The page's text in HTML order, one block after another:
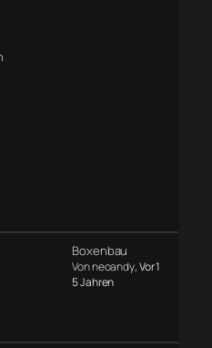
Boxenbau
Von neoandy, Vor 1
5 Jahren